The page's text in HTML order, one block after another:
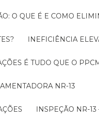
O QUE É E COMO
INEFICIÊNCIA
É TUDO QUE O
NR-13
INSPEÇÃO NR-